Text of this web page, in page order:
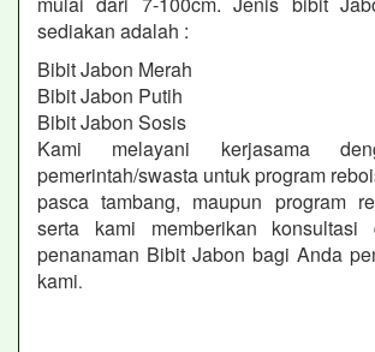
sediakan adalah :
Bibit Jabon Merah
Bibit Jabon Putih
Bibit Jabon Sosis
Kami melayani kerjasama
pemerintah/swasta untuk program
pasca tambang, maupun program
serta kami memberikan konsultasi
penanaman Bibit Jabon bagi Anda
kami.